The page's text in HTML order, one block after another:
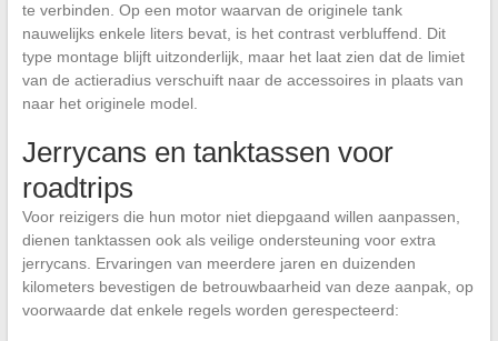
te verbinden. Op een motor waarvan de originele tank
nauwelijks enkele liters bevat, is het contrast verbluffend. Dit
type montage blijft uitzonderlijk, maar het laat zien dat de limiet
van de actieradius verschuift naar de accessoires in plaats van
naar het originele model.
Jerrycans en tanktassen voor
roadtrips
Voor reizigers die hun motor niet diepgaand willen aanpassen,
dienen tanktassen ook als veilige ondersteuning voor extra
jerrycans. Ervaringen van meerdere jaren en duizenden
kilometers bevestigen de betrouwbaarheid van deze aanpak, op
voorwaarde dat enkele regels worden gerespecteerd: